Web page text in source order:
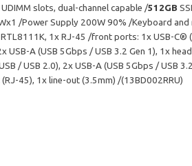
slots, dual-channel capable /512GB
/Power Supply 200W 90% /Keyboard and
1x RJ-45 /front ports: 1x USB-C®
USB-A (USB 5Gbps / USB 3.2 Gen 1), 1x
/ USB 2.0), 2x USB-A (USB 5Gbps / USB
45), 1x line-out (3.5mm) /(13BD002RRU)